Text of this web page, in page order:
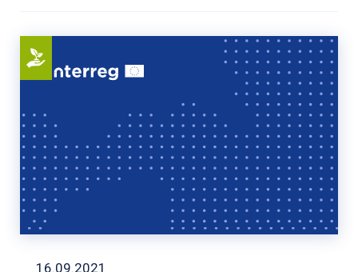
16.09.2021